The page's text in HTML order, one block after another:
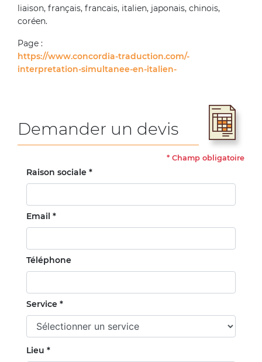
liaison, français, francais, italien, japonais, chinois,
coréen.
Page :
https://www.concordia-traduction.com/-
interpretation-simultanee-en-italien-
Demander un devis
* Champ obligatoire
Raison sociale *
Email *
Téléphone
Service *
Lieu *